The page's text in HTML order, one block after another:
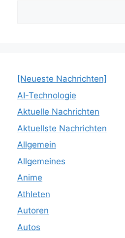
[Neueste Nachrichten]
AI-Technologie
Aktuelle Nachrichten
Aktuellste Nachrichten
Allgemein
Allgemeines
Anime
Athleten
Autoren
Autos